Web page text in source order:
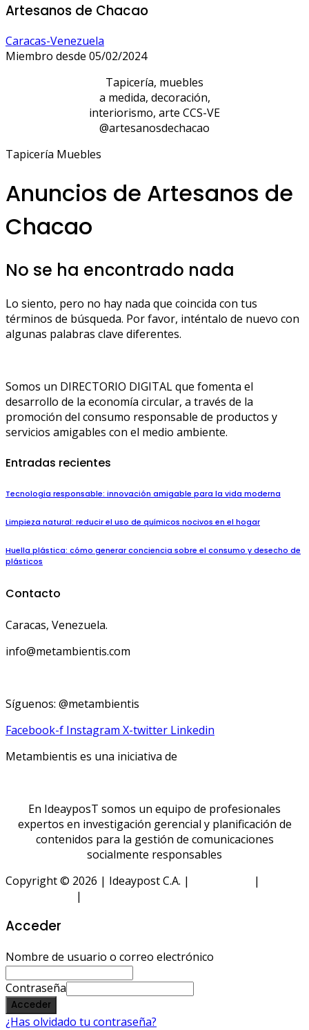
Artesanos de Chacao
Caracas-Venezuela
Miembro desde 05/02/2024
Tapicería, muebles
a medida, decoración,
interiorismo, arte CCS-VE
@artesanosdechacao
Tapicería Muebles
Anuncios de Artesanos de
Chacao
No se ha encontrado nada
Lo siento, pero no hay nada que coincida con tus
términos de búsqueda. Por favor, inténtalo de nuevo con
algunas palabras clave diferentes.
Somos un DIRECTORIO DIGITAL que fomenta el
desarrollo de la economía circular, a través de la
promoción del consumo responsable de productos y
servicios amigables con el medio ambiente.
Entradas recientes
Tecnología responsable: innovación amigable para la vida moderna
Limpieza natural: reducir el uso de químicos nocivos en el hogar
Huella plástica: cómo generar conciencia sobre el consumo y desecho de
plásticos
Contacto
Caracas, Venezuela.
info@metambientis.com
Síguenos: @metambientis
Facebook-f Instagram X-twitter Linkedin
Metambientis es una iniciativa de
En IdeayposT somos un equipo de profesionales
expertos en investigación gerencial y planificación de
contenidos para la gestión de comunicaciones
socialmente responsables
Copyright © 2026 | Ideaypost C.A. |
|
|
Acceder
Nombre de usuario o correo electrónico
Contraseña
Acceder
¿Has olvidado tu contraseña?